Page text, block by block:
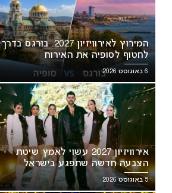
המירוץ לאירוויזיון 2027: בורגס בדרך
לחטוף לסופיה את האירוח
6 באוגוסט 2026
אירוויזיון 2027 עשוי לאמץ שיטת
הצבעה חדשה שתפגע בישראל
5 באוגוסט 2026